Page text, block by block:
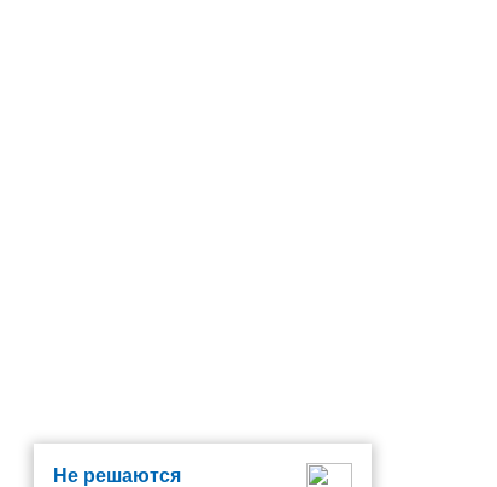
Не решаются